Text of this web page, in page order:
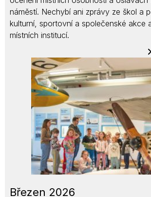
náměstí. Nechybí ani zprávy ze škol a
kulturní, sportovní a společenské akce
místních institucí.
Březen 2026